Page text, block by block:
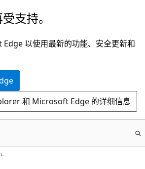
支持。
以使用最新的功能、安全更新和
和 Microsoft Edge 的详细信息